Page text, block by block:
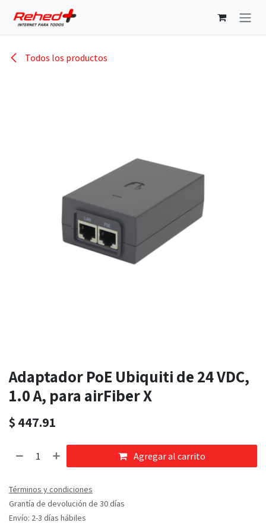
Todos los productos
Adaptador PoE Ubiquiti de 24 VDC,
1.0 A, para airFiber X
$ 447.91
Agregar al carrito
Términos y condiciones
Grantía de devolución de 30 días
Envío: 2-3 días hábiles